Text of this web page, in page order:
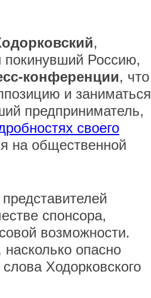
,
Россию,
конференции, что
и заниматься
предприниматель,
своего
на общественной
спонсора,
возможности.
опасно
Ходорковского